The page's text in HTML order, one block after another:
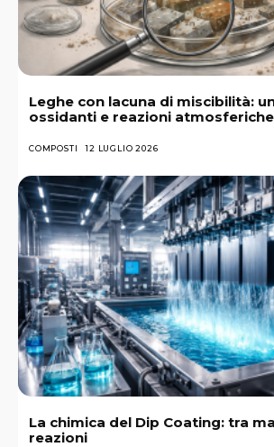
Leghe con lacuna di miscibilità:
ossidanti e reazioni atmosferiche
COMPOSTI 12 LUGLIO 2026
La chimica del Dip Coating: tra
reazioni